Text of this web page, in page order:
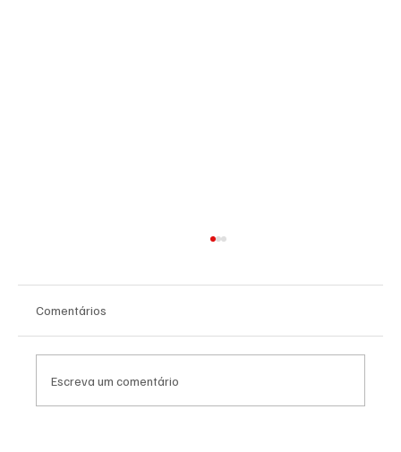
Comentários
Escreva um comentário